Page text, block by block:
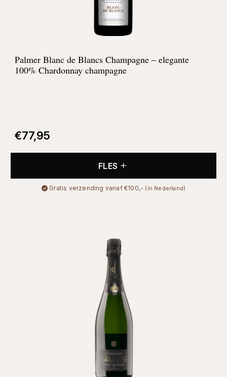
Palmer Blanc de Blancs Champagne – elegante
100% Chardonnay champagne
€77,95
FLES
Gratis verzending vanaf €100,- (in Nederland)